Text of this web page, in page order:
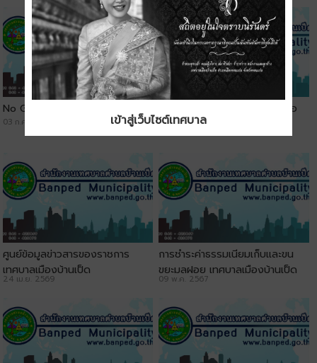
No Gift Policy
03 ก.ค. 2569
ประชาสัมพันธ์ช่องทางการติดต่อ
เทศบาลเมืองบ้านเป็ด
29 พ.ค. 2569
ศูนย์ข้อมูลข่าวสารของราชการ
เทศบาลเมืองบ้านเป็ด
24 เม.ย. 2569
การชำระค่าธรรมเนียมเก็บและขน
ขยะมูลฝอย เทศบาลเมืองบ้านเป็ด
09 พ.ค. 2567
เข้าสู่เว็บไซต์เทศบาล